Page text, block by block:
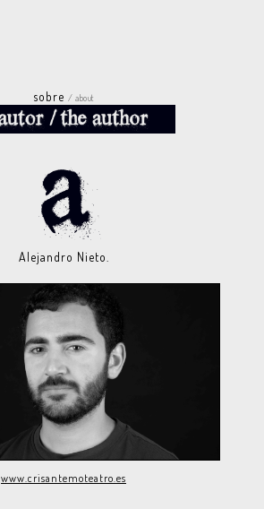
sobre/ about
Alejandro Nieto.
www.crisantemoteatro.es